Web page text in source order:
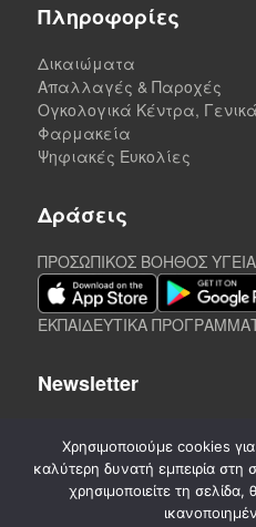
Πληροφορίες
Δικαιώματα
Απαλλαγές & Παροχές
Ογκολογικά Κέντρα,
Φαρμακεία
Ψηφιακές Ευκολίες
Δράσεις
ΠΡΟΣΩΠΙΚΟΣ ΒΟΗΘΟΣ
ΕΚΠΑΙΔΕΥΤΙΚΑ
Newsletter
Χρησιμοποιούμε cookies
καλύτερη δυνατή εμπειρία στη
χρησιμοποιείτε τη